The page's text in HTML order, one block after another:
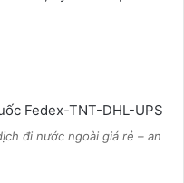
đi nước ngoài giá rẻ – an